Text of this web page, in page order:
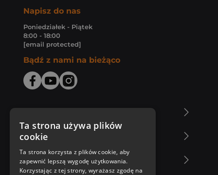
Napisz do nas
Poniedziałek - Piątek
8:00 - 18:00
[email protected]
Bądź z nami na bieżąco
Zakupy u nas
Nasza oferta
Ta strona używa plików
cookie
Ta strona korzysta z plików cookie, aby
zapewnić lepszą wygodę użytkowania.
Korzystając z tej strony, wyrażasz zgodę na